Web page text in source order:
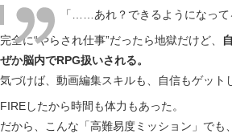
「……あれ？できるようになって
完全に“やらされ仕事”だったら地獄だけど、
ぜか脳内でRPG扱いされる。
気づけば、動画編集スキルも、自信もゲット
FIREしたから時間も体力もあった。
だから、こんな「高難易度ミッション」でも、